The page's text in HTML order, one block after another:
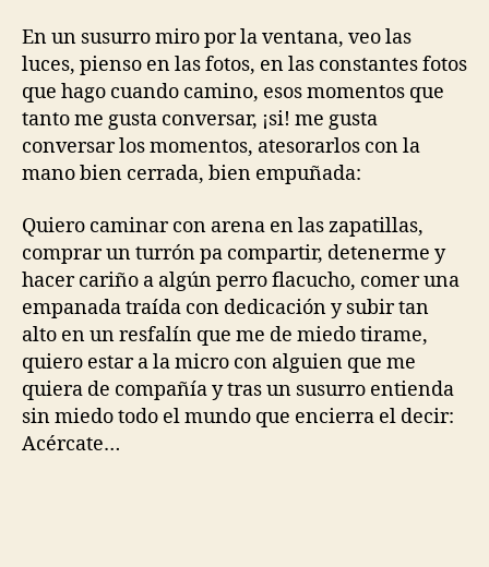
En un susurro miro por la ventana, veo las
luces, pienso en las fotos, en las constantes fotos
que hago cuando camino, esos momentos que
tanto me gusta conversar, ¡si! me gusta
conversar los momentos, atesorarlos con la
mano bien cerrada, bien empuñada:
Quiero caminar con arena en las zapatillas,
comprar un turrón pa compartir, detenerme y
hacer cariño a algún perro flacucho, comer una
empanada traída con dedicación y subir tan
alto en un resfalín que me de miedo tirame,
quiero estar a la micro con alguien que me
quiera de compañía y tras un susurro entienda
sin miedo todo el mundo que encierra el decir:
Acércate…